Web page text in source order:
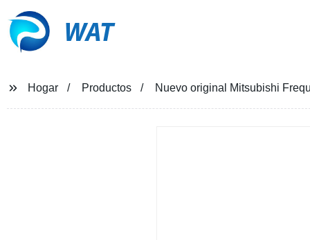
WAT
Hogar Productos Nuevo original Mitsubishi